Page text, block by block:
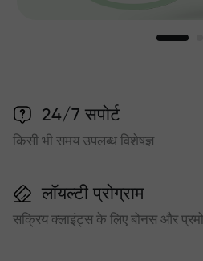
24/7 सपोर्ट
किसी भी समय उपलब्ध विशेषज्ञ
लॉयल्टी प्रोग्राम
सक्रिय क्लाइंट्स के लिए बोनस और